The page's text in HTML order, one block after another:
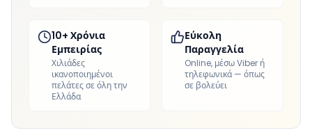
10+ Χρόνια
Εμπειρίας
Χιλιάδες
ικανοποιημένοι
πελάτες σε όλη την
Ελλάδα
Εύκολη
Παραγγελία
Online, μέσω Viber ή
τηλεφωνικά — όπως
σε βολεύει